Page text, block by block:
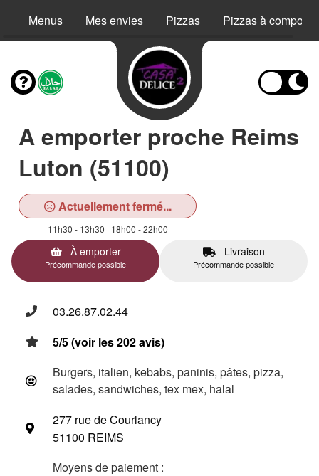
Menus Mes envies Pizzas Pizzas à composer
A emporter proche Reims
Luton (51100)
Actuellement fermé...
11h30 - 13h30 | 18h00 - 22h00
À emporter
Précommande possible
Livraison
Précommande possible
03.26.87.02.44
5/5 (voir les 202 avis)
Burgers, italien, kebabs, paninis, pâtes, pizza,
salades, sandwiches, tex mex, halal
277 rue de Courlancy
51100 REIMS
Moyens de paiement :